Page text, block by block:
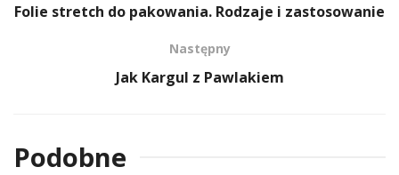
Folie stretch do pakowania. Rodzaje i zastosowanie
Następny
Jak Kargul z Pawlakiem
Podobne